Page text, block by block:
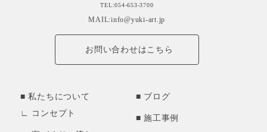
TEL:054-653-3700
MAIL:info@yuki-art.jp
お問い合わせはこちら
私たちについて
コンセプト
ブログ
施工事例